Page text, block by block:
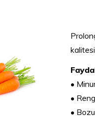
•
•
•